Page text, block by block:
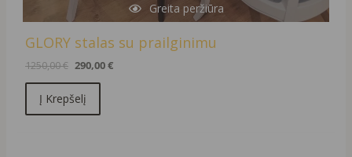
Greita peržiūra
GLORY stalas su prailginimu
1250,00€ 290,00€
Į Krepšelį